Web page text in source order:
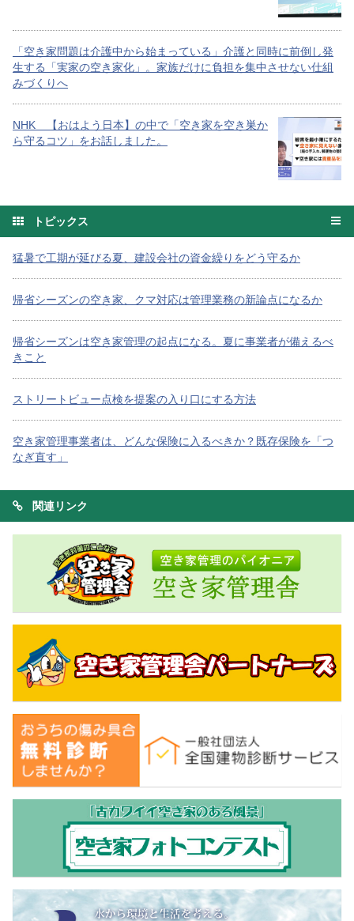
「空き家問題は介護中から始まっている」介護と同時に前倒し発
生する「実家の空き家化」。家族だけに負担を集中させない仕組
みづくりへ
NHK 【おはよう日本】の中で「空き家を空き巣か
ら守るコツ」をお話しました。
トピックス
猛暑で工期が延びる夏、建設会社の資金繰りをどう守るか
帰省シーズンの空き家、クマ対応は管理業務の新論点になるか
帰省シーズンは空き家管理の起点になる。夏に事業者が備えるべ
きこと
ストリートビュー点検を提案の入り口にする方法
空き家管理事業者は、どんな保険に入るべきか？既存保険を「つ
なぎ直す」
関連リンク